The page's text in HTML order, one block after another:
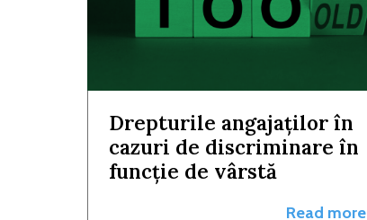
Drepturile angajaților în
cazuri de discriminare în
funcție de vârstă
Read more